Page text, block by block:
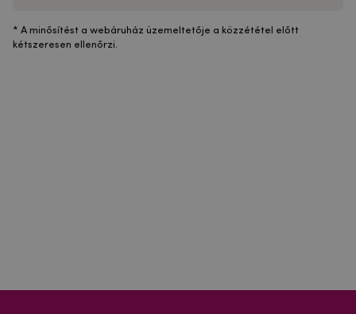
* A minősítést a webáruház üzemeltetője a közzététel előtt
kétszeresen ellenőrzi.